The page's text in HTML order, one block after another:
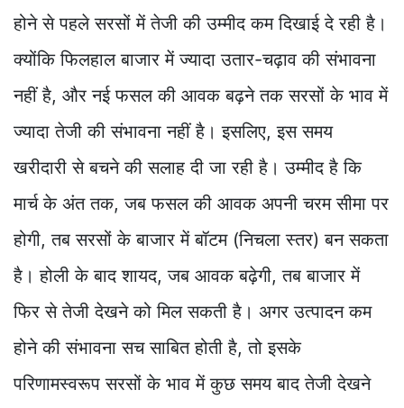
होने से पहले सरसों में तेजी की उम्मीद कम दिखाई दे रही है।
क्योंकि फिलहाल बाजार में ज्यादा उतार-चढ़ाव की संभावना
नहीं है, और नई फसल की आवक बढ़ने तक सरसों के भाव में
ज्यादा तेजी की संभावना नहीं है। इसलिए, इस समय
खरीदारी से बचने की सलाह दी जा रही है। उम्मीद है कि
मार्च के अंत तक, जब फसल की आवक अपनी चरम सीमा पर
होगी, तब सरसों के बाजार में बॉटम (निचला स्तर) बन सकता
है। होली के बाद शायद, जब आवक बढ़ेगी, तब बाजार में
फिर से तेजी देखने को मिल सकती है। अगर उत्पादन कम
होने की संभावना सच साबित होती है, तो इसके
परिणामस्वरूप सरसों के भाव में कुछ समय बाद तेजी देखने